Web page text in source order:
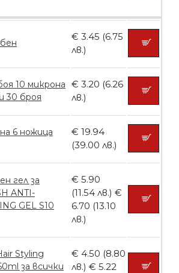
Пластмасови предпазители за лак
БЕЗПЛАТНО
Ваничка за маникюр BMSPA1C
БЕЗПЛАТНО
€ 3.45 (6.75
лв.)
€ 3.20 (6.26
лв.)
€ 19.94
(39.00 лв.)
€ 5.90
(11.54 лв.) €
6.70 (13.10
лв.)
€ 4.50 (8.80
лв.) € 5.22